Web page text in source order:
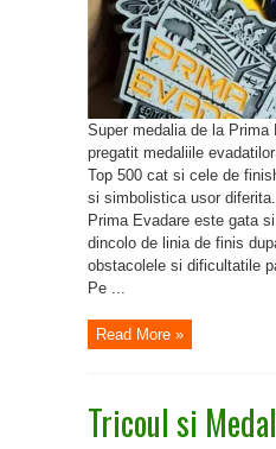
Super medalia de la Prima
pregatit medaliile
Top 500 cat si cele de
si simbolistica usor
Prima Evadare este gata
dincolo de linia de finis
obstacolele si dificultatile
Pe ...
Read More »
Tricoul si